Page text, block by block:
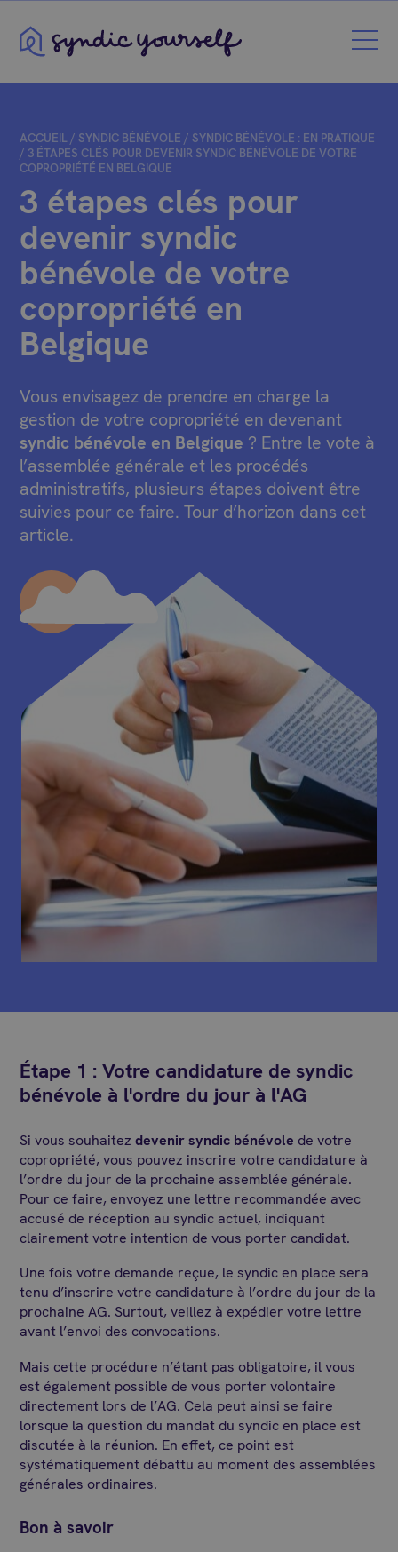
Syndic Yourself
ACCUEIL / SYNDIC BÉNÉVOLE / SYNDIC BÉNÉVOLE : EN PRATIQUE
/3 ÉTAPES CLÉS POUR DEVENIR SYNDIC BÉNÉVOLE DE VOTRE
COPROPRIÉTÉ EN BELGIQUE
3 étapes clés pour
devenir syndic
bénévole de votre
copropriété en
Belgique
Vous envisagez de prendre en charge la
gestion de votre copropriété en devenant
syndic bénévole en Belgique ? Entre le vote à
l’assemblée générale et les procédés
administratifs, plusieurs étapes doivent être
suivies pour ce faire. Tour d’horizon dans cet
article.
Étape 1 : Votre candidature de syndic
bénévole à l'ordre du jour à l'AG
Si vous souhaitezdevenir syndic bénévole de votre
copropriété, vous pouvez inscrire votre candidature à
l’ordre du jour de la prochaine assemblée générale.
Pour ce faire, envoyez une lettre recommandée avec
accusé de réception au syndic actuel, indiquant
clairement votre intention de vous porter candidat.
Une fois votre demande reçue, le syndic en place sera
tenu d’inscrire votre candidature à l’ordre du jour de la
prochaine AG. Surtout, veillez à expédier votre lettre
avant l’envoi des convocations.
Mais cette procédure n’étant pas obligatoire, il vous
est également possible de vous porter volontaire
directement lors de l’AG. Cela peut ainsi se faire
lorsque la question du mandat du syndic en place est
discutée à la réunion. En effet, ce point est
systématiquement débattu au moment des assemblées
générales ordinaires.
Bon à savoir